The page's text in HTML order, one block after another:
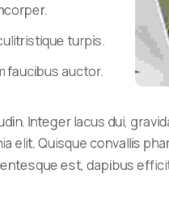
turpis.
faucibus auctor.
Integer lacus dui,
elit. Quisque convallis
est, dapibus